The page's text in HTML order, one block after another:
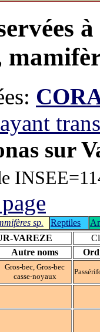
à
sur
sp. Reptiles
VAREZE
Autre noms
Gros-bec, Gros-bec
casse-noyaux